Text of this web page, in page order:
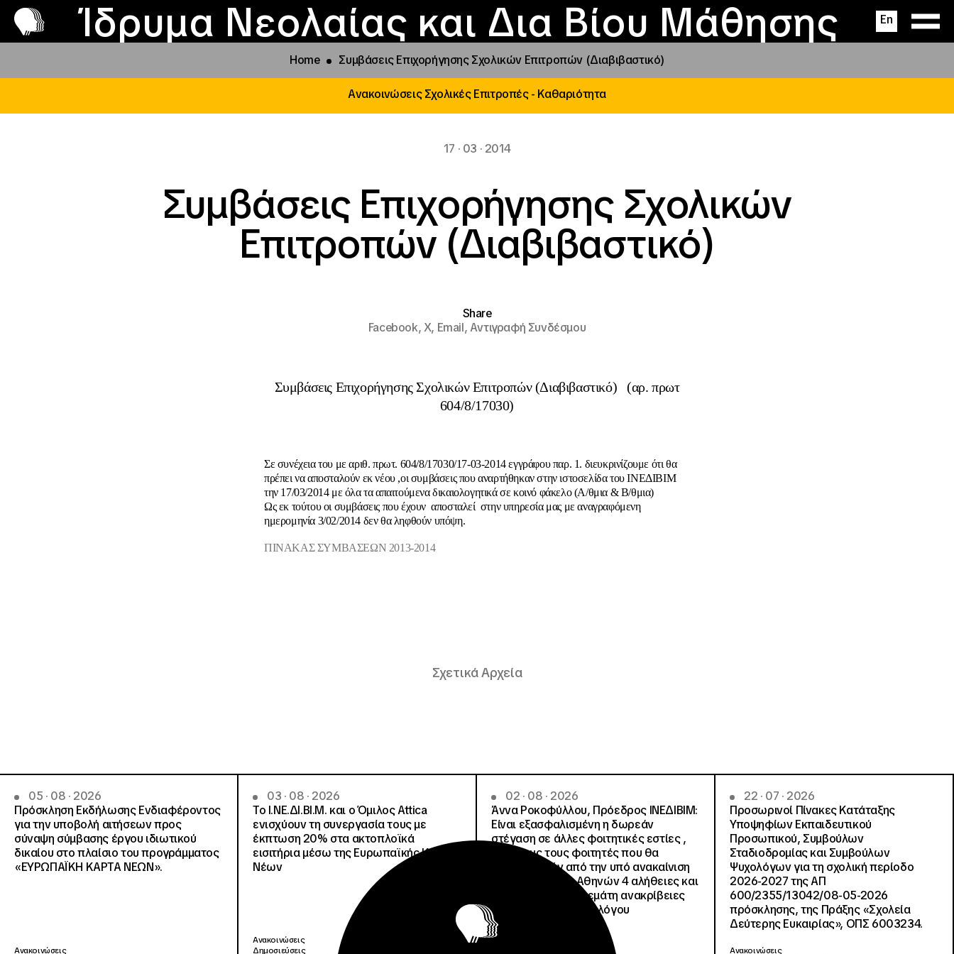
Ίδρυμα Νεολαίας και Δια Βίου Μάθησης En
Το ΙΝΕΔΙΒΙΜ
Προγράμματα και δράσεις
Φοιτητικές Εστίες
Παραχώρηση αιγίδας
Νέα
Επικοινωνία
Home Συμβάσεις Επιχορήγησης Σχολικών Επιτροπών (Διαβιβαστικό)
Ανακοινώσεις Σχολικές Επιτροπές - Καθαριότητα
17 · 03 · 2014
Συμβάσεις Επιχορήγησης Σχολικών
Επιτροπών (Διαβιβαστικό)
Share
Facebook,X, Email,Αντιγραφή Συνδέσμου
Συμβάσεις Επιχορήγησης Σχολικών Επιτροπών (Διαβιβαστικό) (αρ. πρωτ
604/8/17030)
Σε συνέχεια του με αριθ. πρωτ. 604/8/17030/17-03-2014 εγγράφου παρ. 1. διευκρινίζουμε ότι θα
πρέπει να αποσταλούν εκ νέου ,οι συμβάσεις που αναρτήθηκαν στην ιστοσελίδα του ΙΝΕΔΙΒΙΜ
την 17/03/2014 με όλα τα απαιτούμενα δικαιολογητικά σε κοινό φάκελο (Α/θμια & Β/θμια)
Ως εκ τούτου οι συμβάσεις που έχουν αποσταλεί στην υπηρεσία μας με αναγραφόμενη
ημερομηνία 3/02/2014 δεν θα ληφθούν υπόψη.
ΠΙΝΑΚΑΣ ΣΥΜΒΑΣΕΩN 2013-2014
Σχετικά Αρχεία
05 · 08 · 2026
Πρόσκληση Εκδήλωσης Ενδιαφέροντος
για την υποβολή αιτήσεων προς
σύναψη σύμβασης έργου ιδιωτικού
δικαίου στο πλαίσιο του προγράμματος
«ΕΥΡΩΠΑΪΚΗ ΚΑΡΤΑ ΝΕΩΝ».
Ανακοινώσεις
03 · 08 · 2026
Το Ι.ΝΕ.ΔΙ.ΒΙ.Μ. και o Όμιλος Attica
ενισχύουν τη συνεργασία τους με
έκπτωση 20% στα ακτοπλοϊκά
εισιτήρια μέσω της Ευρωπαϊκής Κάρτας
Νέων
Ανακοινώσεις
Δημοσιεύσεις
02 · 08 · 2026
Άννα Ροκοφύλλου, Πρόεδρος ΙΝΕΔΙΒΙΜ:
Είναι εξασφαλισμένη η δωρεάν
στέγαση σε άλλες φοιτητικές εστίες ,
για όλους τους φοιτητές που θα
μετακινηθούν από την υπό ανακαίνιση
Φοιτητική Εστία Αθηνών 4 αλήθειες και
4 ψέματα για την γεμάτη ανακρίβειες
ανακοίνωση του Συλλόγου
Οικοτρόφων της ΦΕΑ
22 · 07 · 2026
Προσωρινοί Πίνακες Κατάταξης
Υποψηφίων Εκπαιδευτικού
Προσωπικού, Συμβούλων
Σταδιοδρομίας και Συμβούλων
Ψυχολόγων για τη σχολική περίοδο
2026-2027 της ΑΠ
600/2355/13042/08-05-2026
πρόσκλησης, της Πράξης «Σχολεία
Δεύτερης Ευκαιρίας», ΟΠΣ 6003234.
Ανακοινώσεις